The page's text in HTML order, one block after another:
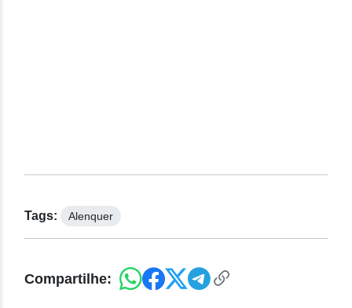
Tags: Alenquer
Compartilhe: